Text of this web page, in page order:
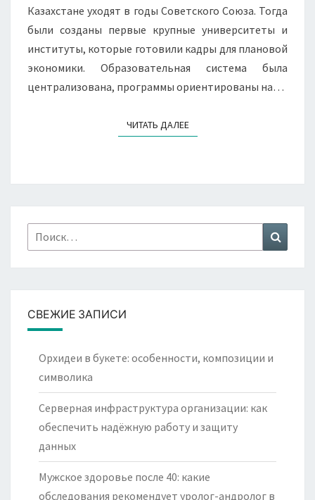
Казахстане уходят в годы Советского Союза. Тогда
были созданы первые крупные университеты и
институты, которые готовили кадры для плановой
экономики. Образовательная система была
централизована, программы ориентированы на…
ЧИТАТЬ ДАЛЕЕЧИТАТЬ ДАЛЕЕ
Найти:
СВЕЖИЕ ЗАПИСИ
Орхидеи в букете: особенности, композиции и
символика
Серверная инфраструктура организации: как
обеспечить надёжную работу и защиту
данных
Мужское здоровье после 40: какие
обследования рекомендует уролог-андролог в